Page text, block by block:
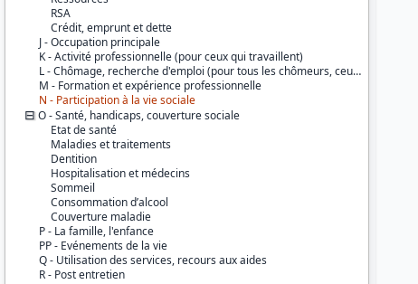
RSA
Crédit, emprunt et dette
J - Occupation principale
K - Activité professionnelle (pour ceux qui travaillent)
L - Chômage, recherche d'emploi (pour tous les chômeurs, ceux qui recherchent un emploi ou souhaitent travailler)
M - Formation et expérience professionnelle
N - Participation à la vie sociale
O - Santé, handicaps, couverture sociale
Etat de santé
Maladies et traitements
Dentition
Hospitalisation et médecins
Sommeil
Consommation d’alcool
Couverture maladie
P - La famille, l'enfance
PP - Evénements de la vie
Q - Utilisation des services, recours aux aides
R - Post entretien
Diffuseur :
Progedo-Adisp